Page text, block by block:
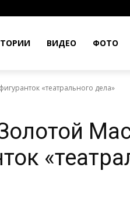
ВИДЕО ФОТО
«театрального дела»